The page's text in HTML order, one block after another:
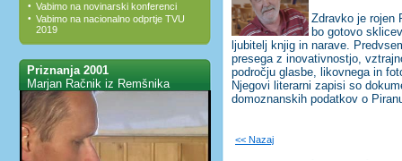
• Vabimo na novinarski konferenci
• Vabimo na nacionalno odprtje TVU
2019
Priznanja 2001
Marjan Račnik iz Remšnika
Zdravko je rojen
bo gotovo
ljubitelj knjig in narave.
presega z inovativnostjo,
področju glasbe, likovnega in
Njegovi literarni zapisi so
domoznanskih podatkov o
<< Nazaj